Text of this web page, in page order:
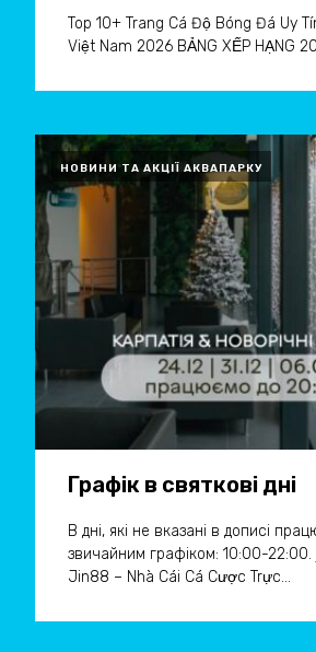
Top 10+ Trang Cá Độ Bóng Đá Uy
Việt Nam 2026 BẢNG XẾP HẠNG
Графік в святкові дні
НОВИНИ ТА АКЦІЇ АКВАПАРКУ
В дні, які не вказані в дописі
звичайним графіком: 10:00-
Jin88 – Nhà Cái Cá Cược Trực...